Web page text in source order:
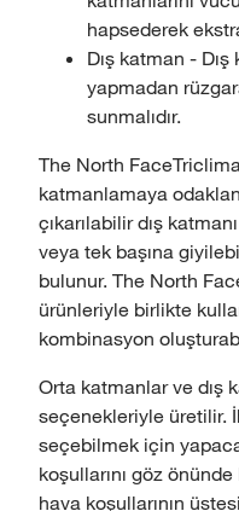
hapsederek
Dış katman -
yapmadan
sunmalıdır.
The North
katmanlamaya
çıkarılabilir dış
veya tek başına
bulunur. The North
ürünleriyle birlikte
kombinasyon
Orta katmanlar ve dış
seçenekleriyle üretilir.
seçebilmek için
koşullarını göz
hava koşullarının